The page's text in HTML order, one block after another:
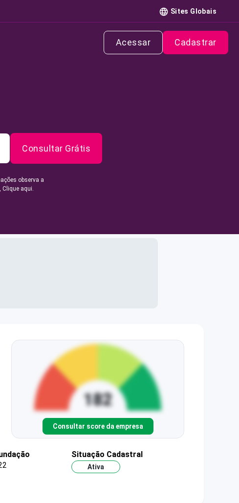
Sites Globais
Acessar Cadastrar
Consultar Grátis
observa a
Clique aqui.
Consultar score da empresa
Situação Cadastral
Ativa